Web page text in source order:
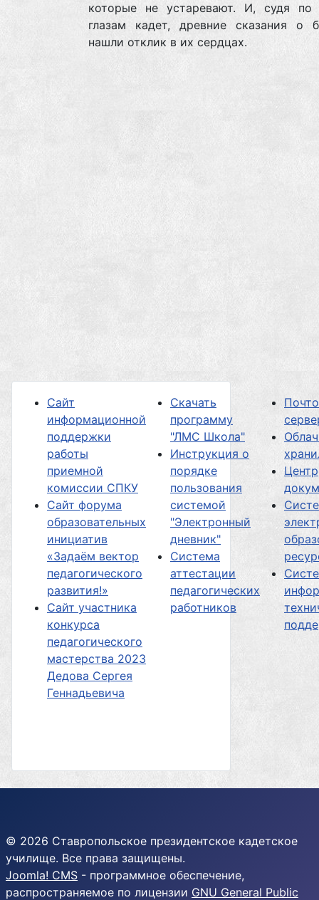
которые не устаревают. И, судя по
глазам кадет, древние сказания о
нашли отклик в их сердцах.
Сайт
информационной
поддержки
работы
приемной
комиссии СПКУ
Сайт форума
образовательных
инициатив
«Задаём вектор
педагогического
развития!»
Сайт участника
конкурса
педагогического
мастерства 2023
Дедова Сергея
Геннадьевича
Скачать
программу
"ЛМС Школа"
Инструкция о
порядке
пользования
системой
"Электронный
дневник"
Система
аттестации
педагогических
работников
Центр
© 2026 Ставропольское президентское кадетское
училище. Все права защищены.
Joomla! CMS - программное обеспечение,
распространяемое по лицензии GNU General Public